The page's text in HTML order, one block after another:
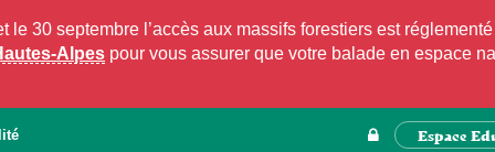
30 septembre l’accès aux massifs forestiers est
Alpes pour vous assurer que votre balade en espace
Espace